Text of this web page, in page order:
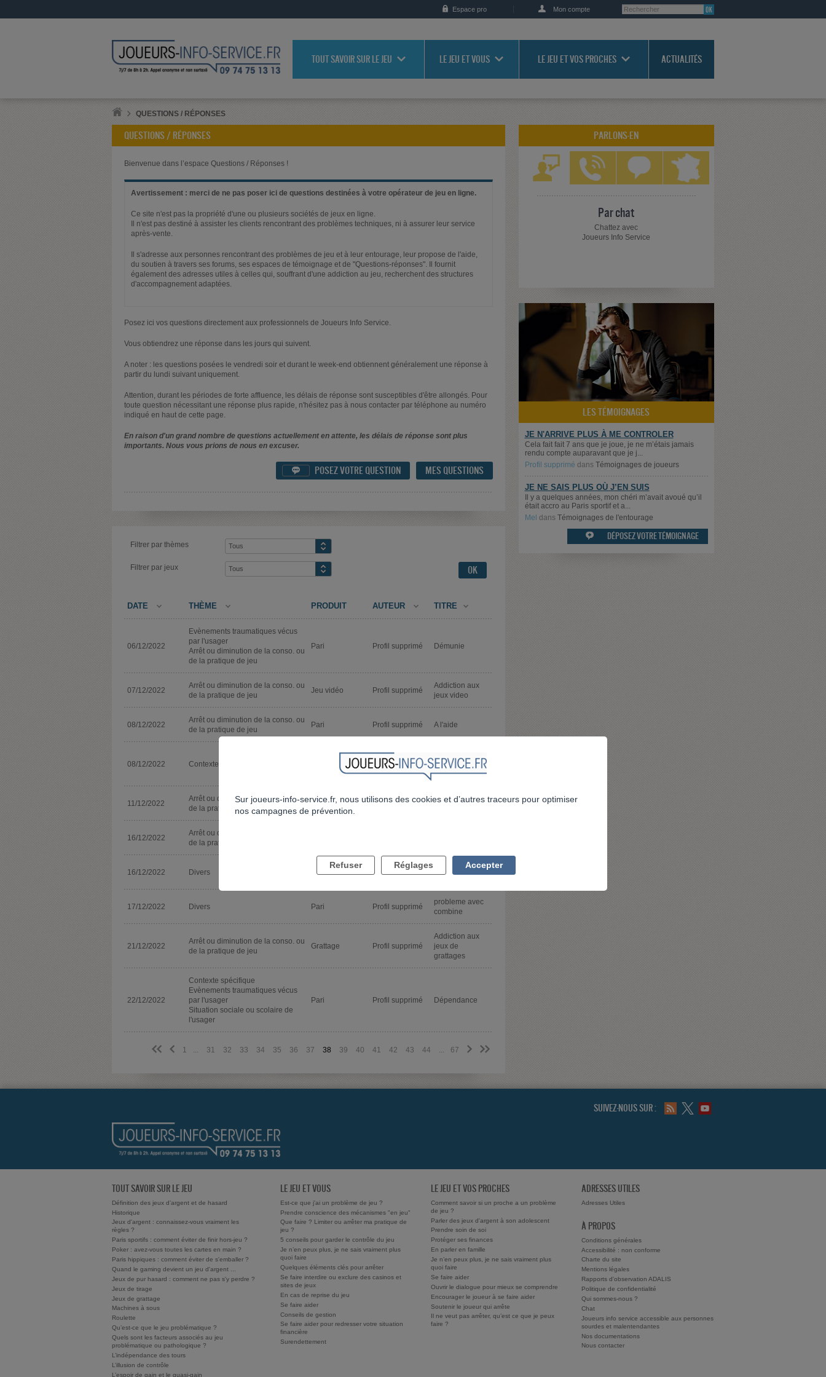
Espace pro Mon compte
TOUT SAVOIR SUR LE JEU LE JEU ET VOUS LE JEU ET VOS PROCHES ACTUALITÉS
QUESTIONS / RÉPONSES
QUESTIONS / RÉPONSES
Bienvenue dans l’espace Questions / Réponses !
Avertissement : merci de ne pas poser ici de questions destinées à votre opérateur de jeu en ligne.
Ce site n'est pas la propriété d'une ou plusieurs sociétés de jeux en ligne.
Il n'est pas destiné à assister les clients rencontrant des problèmes techniques, ni à assurer leur service
après-vente.
Il s'adresse aux personnes rencontrant des problèmes de jeu et à leur entourage, leur propose de l'aide,
du soutien à travers ses forums, ses espaces de témoignage et de "Questions-réponses". Il fournit
également des adresses utiles à celles qui, souffrant d'une addiction au jeu, recherchent des structures
d'accompagnement adaptées.
Posez ici vos questions directement aux professionnels de Joueurs Info Service.
Vous obtiendrez une réponse dans les jours qui suivent.
A noter : les questions posées le vendredi soir et durant le week-end obtiennent généralement une réponse à
partir du lundi suivant uniquement.
Attention, durant les périodes de forte affluence, les délais de réponse sont susceptibles d'être allongés. Pour
toute question nécessitant une réponse plus rapide, n'hésitez pas à nous contacter par téléphone au numéro
indiqué en haut de cette page.
En raison d'un grand nombre de questions actuellement en attente, les délais de réponse sont plus
importants. Nous vous prions de nous en excuser.
 POSEZ VOTRE QUESTION MES QUESTIONS
Filtrer par thèmes
Filtrer par jeux
DATE THÈME PRODUIT AUTEUR TITRE
06/12/2022
Evènements traumatiques vécus
par l'usager
Arrêt ou diminution de la conso. ou
de la pratique de jeu
Pari Profil supprimé Démunie
07/12/2022
Arrêt ou diminution de la conso. ou
de la pratique de jeu
Jeu vidéo Profil supprimé
Addiction aux
jeux video
08/12/2022
Arrêt ou diminution de la conso. ou
de la pratique de jeu
Pari Profil supprimé A l'aide
08/12/2022 Contexte spécifique Profil supprimé
mon mari fait
dans mon dos
11/12/2022
Arrêt ou diminution de la conso. ou
de la pratique de jeu
Pari Profil supprimé Help
16/12/2022
Arrêt ou diminution de la conso. ou
de la pratique de jeu
16/12/2022 Divers Pari Profil supprimé
verrouillé
17/12/2022 Divers Pari Profil supprimé
probleme avec
combine
21/12/2022
Arrêt ou diminution de la conso. ou
de la pratique de jeu
Grattage Profil supprimé
Addiction aux
jeux de
grattages
22/12/2022
Contexte spécifique
Evènements traumatiques vécus
par l'usager
Situation sociale ou scolaire de
l'usager
Pari Profil supprimé Dépendance
<< < 1 ... 31 32 33 34 35 36 37 38 39 40 41 42 43 44 ... 67 > >>
PARLONS-EN
Par chat
Chattez avec
Joueurs Info Service
LES TÉMOIGNAGES
JE N'ARRIVE PLUS À ME CONTROLER
Cela fait fait 7 ans que je joue, je ne m’étais jamais
rendu compte auparavant que je j...
Profil supprimé dans Témoignages de joueurs
JE NE SAIS PLUS OÙ J’EN SUIS
Il y a quelques années, mon chéri m’avait avoué qu’il
était accro au Paris sportif et a...
Mel dans Témoignages de l'entourage
 DÉPOSEZ VOTRE TÉMOIGNAGE
SUIVEZ-NOUS SUR :
TOUT SAVOIR SUR LE JEU
Définition des jeux d’argent et de hasard
Historique
Jeux d'argent : connaissez-vous vraiment les
règles ?
Paris sportifs : comment éviter de finir hors-jeu ?
Poker : avez-vous toutes les cartes en main ?
Paris hippiques : comment éviter de s'emballer ?
Quand le gaming devient un jeu d'argent ...
Jeux de pur hasard : comment ne pas s'y perdre ?
Jeux de tirage
Jeux de grattage
Machines à sous
Roulette
Qu’est-ce que le jeu problématique ?
Quels sont les facteurs associés au jeu
problématique ou pathologique ?
L’indépendance des tours
L’illusion de contrôle
L’espoir de gain et le quasi-gain
LE JEU ET VOUS
Est-ce que j'ai un problème de jeu ?
Prendre conscience des mécanismes "en jeu"
Que faire ? Limiter ou arrêter ma pratique de
jeu ?
5 conseils pour garder le contrôle du jeu
Je n’en peux plus, je ne sais vraiment plus
quoi faire
Quelques éléments clés pour arrêter
Se faire interdire ou exclure des casinos et
sites de jeux
En cas de reprise du jeu
Se faire aider
Conseils de gestion
Se faire aider pour redresser votre situation
financière
Surendettement
LE JEU ET VOS PROCHES
Comment savoir si un proche a un problème
de jeu ?
Parler des jeux d'argent à son adolescent
Prendre soin de soi
Protéger ses finances
En parler en famille
Je n’en peux plus, je ne sais vraiment plus
quoi faire
Se faire aider
Ouvrir le dialogue pour mieux se comprendre
Encourager le joueur à se faire aider
Soutenir le joueur qui arrête
Il ne veut pas arrêter, qu’est ce que je peux
faire ?
ADRESSES UTILES
Adresses Utiles
À PROPOS
Conditions générales
Accessibilité : non conforme
Charte du site
Mentions légales
Rapports d'observation ADALIS
Politique de confidentialité
Qui sommes-nous ?
Chat
Joueurs info service accessible aux personnes
sourdes et malentendantes
Nos documentations
Nous contacter
Sur joueurs-info-service.fr, nous utilisons des cookies et d’autres traceurs pour optimiser
nos campagnes de prévention.
Refuser Réglages Accepter